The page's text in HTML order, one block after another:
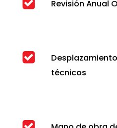
Revisión Anual
técnicos